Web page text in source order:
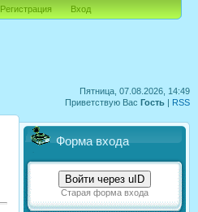
Пятница, 07.08.2026, 14:49
Приветствую Вас Гость | RSS
Регистрация Вход
Форма входа
Войти через uID
Старая форма входа